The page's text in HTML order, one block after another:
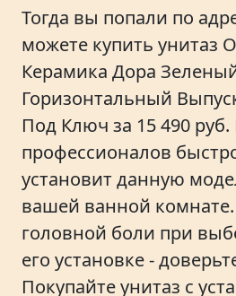
Тогда вы попали по
можете купить унитаз
Керамика Дора
Горизонтальный
Под Ключ за 15 490
профессионалов
установит данную
вашей ванной комнате.
головной боли при
его установке -
Покупайте унитаз с